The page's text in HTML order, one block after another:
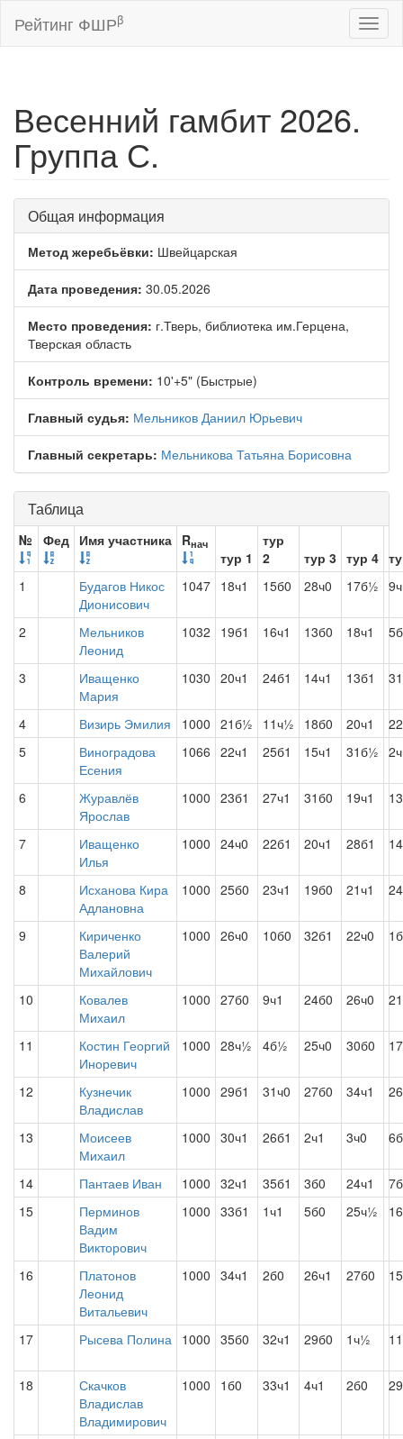
Рейтинг ФШРβ
Весенний гамбит 2026.
Группа С.
Общая информация
Метод жеребьёвки: Швейцарская
Дата проведения: 30.05.2026
Место проведения: г.Тверь, библиотека им.Герцена,
Тверская область
Контроль времени: 10'+5" (Быстрые)
Главный судья: Мельников Даниил Юрьевич
Главный секретарь: Мельникова Татьяна Борисовна
Таблица
№ Фед Имя участника Rнач
тур 1
тур
2
тур 3 тур 4
1
Будагов Никос
Дионисович
1047 18ч1 15б0 28ч0 17б½
2
Мельников
Леонид
1032 19б1 16ч1 13б0 18ч1
3
Иващенко
Мария
1030 20ч1 24б1 14ч1 13б1
4 Визирь Эмилия 1000 21б½ 11ч½ 18б0 20ч1
5
Виноградова
Есения
1066 22ч1 25б1 15ч1 31б½
6
Журавлёв
Ярослав
1000 23б1 27ч1 31б0 19ч1
7
Иващенко
Илья
1000 24ч0 22б1 20ч1 28б1
8
Исханова Кира
Адлановна
1000 25б0 23ч1 19б0 21ч1
9
Кириченко
Валерий
Михайлович
1000 26ч0 10б0 32б1 22ч0
10
Ковалев
Михаил
1000 27б0 9ч1 24б0 26ч0
11
Костин Георгий
Иноревич
1000 28ч½ 4б½ 25ч0 30б0
12
Кузнечик
Владислав
1000 29б1 31ч0 27б0 34ч1
13
Моисеев
Михаил
1000 30ч1 26б1 2ч1 3ч0
14 Пантаев Иван 1000 32ч1 35б1 3б0 24ч1
15
Перминов
Вадим
Викторович
1000 33б1 1ч1 5б0 25ч½
16
Платонов
Леонид
Витальевич
1000 34ч1 2б0 26ч1 27б0
17 Рысева Полина 1000 35б0 32ч1 29б0 1ч½
18
Скачков
Владислав
Владимирович
1000 1б0 33ч1 4ч1 2б0